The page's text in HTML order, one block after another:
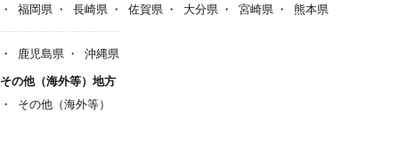
福岡県 長崎県 佐賀県 大分県 宮崎県 熊本県
鹿児島県
沖縄県
その他（海外等）地方
その他（海外等）